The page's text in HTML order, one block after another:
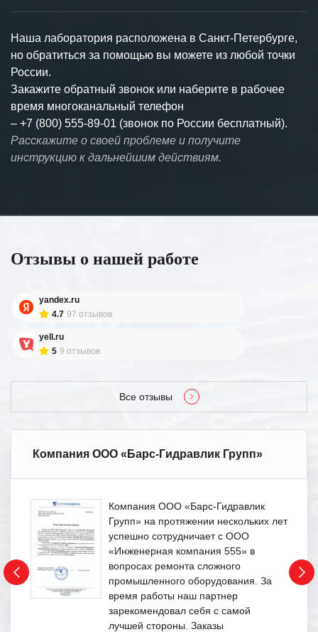
Наша лаборатория расположена в Санкт-Петербурге,
но обратиться за помощью вы можете из любой точки
России.
Закажите обратный звонок или наберите в рабочее
время многоканальный телефон
– +7 (800) 555-89-01 (звонок по России бесплатный).
Расскажите о своей проблеме и получите
инструкцию к дальнейшим действиям.
Отзывы о нашей работе
yandex.ru
4.7 97 отзывов
yell.ru
5 9 отзывов
Все отзывы
Компания ООО «Барс-Гидравлик Групп»
Компания ООО «Барс-Гидравлик
Групп» на протяжении нескольких лет
успешно сотрудничает с ООО
«Инженерная компания 555» в
вопросах ремонта сложного
промышленного оборудования. За
время работы наш партнер
зарекомендовал себя с самой
лучшей стороны. Заказы